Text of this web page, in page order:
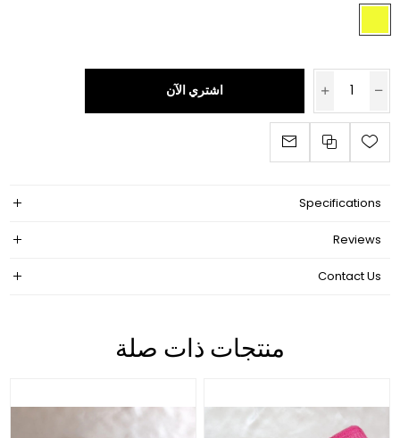
اشتري الآن
Specifications
Reviews
Contact Us
منتجات ذات صلة